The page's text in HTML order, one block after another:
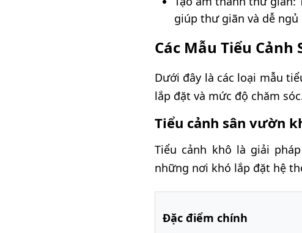
giúp thư giãn và dễ ngủ
Các Mẫu Tiểu
Dưới đây là các loại mẫu
lắp đặt và mức độ chăm
Tiểu cảnh sân vườn
Tiểu cảnh khô là giải
những nơi khó lắp đặt hệ
Đặc điểm chính